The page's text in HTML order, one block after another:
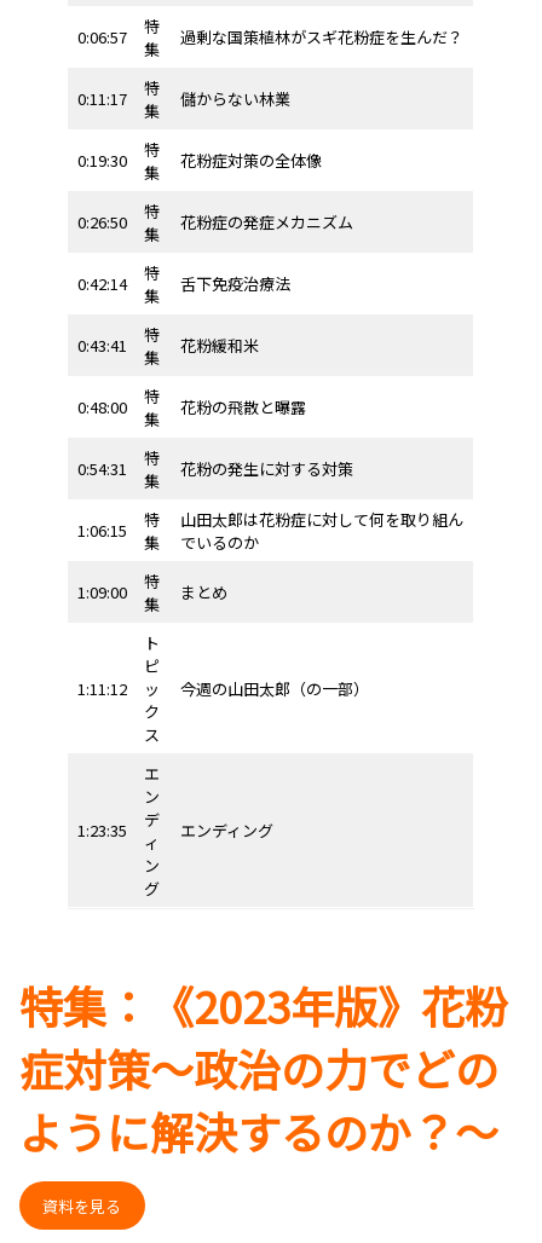
0:06:57
特
集
過剰な国策植林がスギ花粉症を生んだ？
0:11:17
特
集
儲からない林業
0:19:30
特
集
花粉症対策の全体像
0:26:50
特
集
花粉症の発症メカニズム
0:42:14
特
集
舌下免疫治療法
0:43:41
特
集
花粉緩和米
0:48:00
特
集
花粉の飛散と曝露
0:54:31
特
集
花粉の発生に対する対策
1:06:15
特
集
山田太郎は花粉症に対して何を取り組ん
でいるのか
1:09:00
特
集
まとめ
1:11:12
ト
ピ
ッ
ク
ス
今週の山田太郎（の一部）
1:23:35
エ
ン
デ
ィ
ン
グ
エンディング
特集：《2023年版》花粉
症対策〜政治の力でどの
ように解決するのか？〜
資料を見る